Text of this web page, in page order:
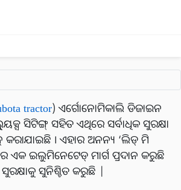
ଉଚ୍ଚ କ୍ଷମତା ସମ୍ପନ୍ନ ଇଞ୍ଜିନ୍ ରହିଛି ଯାହା
ଟେକ୍ନୋଲୋଜି ଓ ରାପ୍-ଆରାଉଣ୍ଡ ହେଡ୍
ଗ୍ରିଲ୍ ଏବଂ ସୁନ୍ଦର ଲୁକ ପ୍ରଦାନ କରୁଛି |
tractor) ଏର୍ଗୋନୋମିକାଲି ଡିଜାଇନ
ସିଟିଙ୍ଗ୍ ସହିତ ଏଥିରେ ସର୍ବାଧିକ ସୁରକ୍ଷା
କରାଯାଇଛି । ଏହାର ଅନନ୍ୟ ‘ଲିଡ୍ ମି
ଏକ ଇଲୁମିନେଟେଡ୍ ମାର୍ଗ ପ୍ରଦାନ କରୁଛି
ସୁରକ୍ଷାକୁ ସୁନିଶ୍ଚିତ କରୁଛି |